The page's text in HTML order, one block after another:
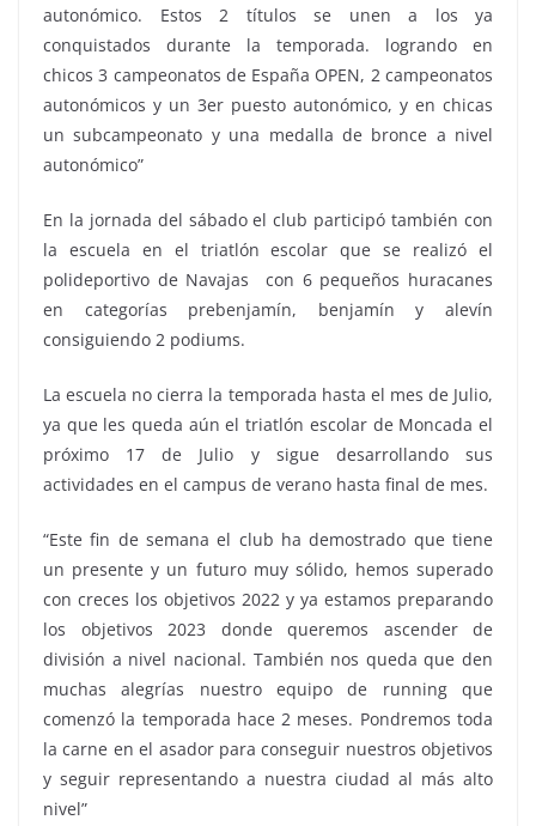
autonómico. Estos 2 títulos se unen a los ya
conquistados durante la temporada. logrando en
chicos 3 campeonatos de España OPEN, 2 campeonatos
autonómicos y un 3er puesto autonómico, y en chicas
un subcampeonato y una medalla de bronce a nivel
autonómico”
En la jornada del sábado el club participó también con
la escuela en el triatlón escolar que se realizó el
polideportivo de Navajas con 6 pequeños huracanes
en categorías prebenjamín, benjamín y alevín
consiguiendo 2 podiums.
La escuela no cierra la temporada hasta el mes de Julio,
ya que les queda aún el triatlón escolar de Moncada el
próximo 17 de Julio y sigue desarrollando sus
actividades en el campus de verano hasta final de mes.
“Este fin de semana el club ha demostrado que tiene
un presente y un futuro muy sólido, hemos superado
con creces los objetivos 2022 y ya estamos preparando
los objetivos 2023 donde queremos ascender de
división a nivel nacional. También nos queda que den
muchas alegrías nuestro equipo de running que
comenzó la temporada hace 2 meses. Pondremos toda
la carne en el asador para conseguir nuestros objetivos
y seguir representando a nuestra ciudad al más alto
nivel”